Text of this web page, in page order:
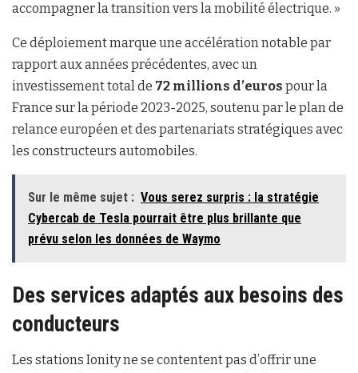
accompagner la transition vers la mobilité électrique. »
Ce déploiement marque une accélération notable par
rapport aux années précédentes, avec un
investissement total de 72 millions d’euros pour la
France sur la période 2023-2025, soutenu par le plan de
relance européen et des partenariats stratégiques avec
les constructeurs automobiles.
Sur le même sujet : Vous serez surpris : la stratégie
Cybercab de Tesla pourrait être plus brillante que
prévu selon les données de Waymo
Des services adaptés aux besoins des
conducteurs
Les stations Ionity ne se contentent pas d’offrir une